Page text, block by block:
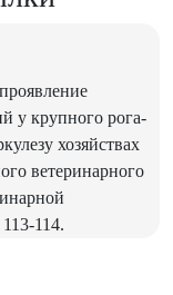
у крупного рога-
хозяйствах
ветеринарного
114.